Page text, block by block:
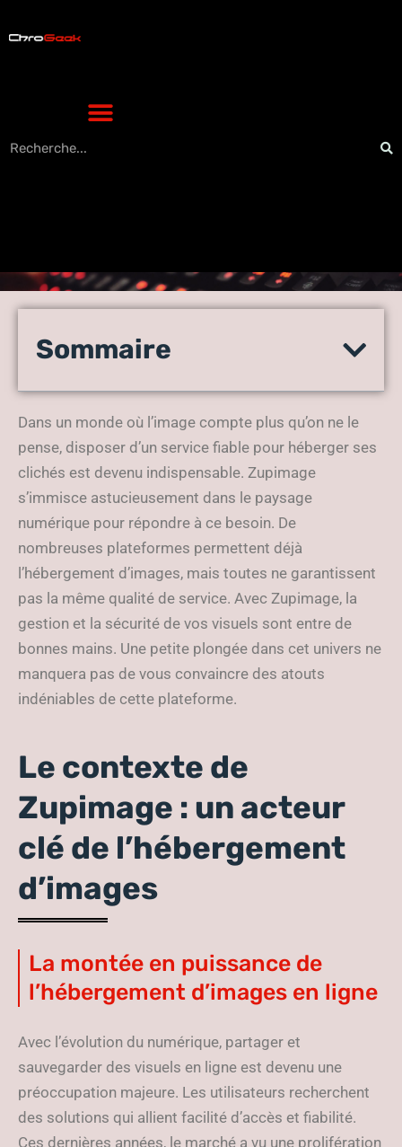
facilement avec Zupimage :
assurées
Sommaire
Dans un monde où l’image compte plus qu’on ne le
pense, disposer d’un service fiable pour héberger ses
clichés est devenu indispensable. Zupimage
s’immisce astucieusement dans le paysage
numérique pour répondre à ce besoin. De
nombreuses plateformes permettent déjà
l’hébergement d’images, mais toutes ne garantissent
pas la même qualité de service. Avec Zupimage, la
gestion et la sécurité de vos visuels sont entre de
bonnes mains. Une petite plongée dans cet univers ne
manquera pas de vous convaincre des atouts
indéniables de cette plateforme.
Le contexte de
Zupimage : un acteur
clé de l’hébergement
d’images
La montée en puissance de
l’hébergement d’images en ligne
Avec l’évolution du numérique, partager et
sauvegarder des visuels en ligne est devenu une
préoccupation majeure. Les utilisateurs recherchent
des solutions qui allient facilité d’accès et fiabilité.
Ces dernières années, le marché a vu une prolifération